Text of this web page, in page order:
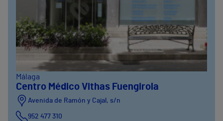
Málaga
Centro Médico Vithas Fuengirola
Avenida de Ramón y Cajal, s/n
952 477 310